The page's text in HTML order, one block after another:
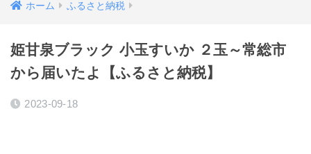
ホーム ふるさと納税
姫甘泉ブラック 小玉すいか ２玉～常総市
から届いたよ【ふるさと納税】
2023-09-18